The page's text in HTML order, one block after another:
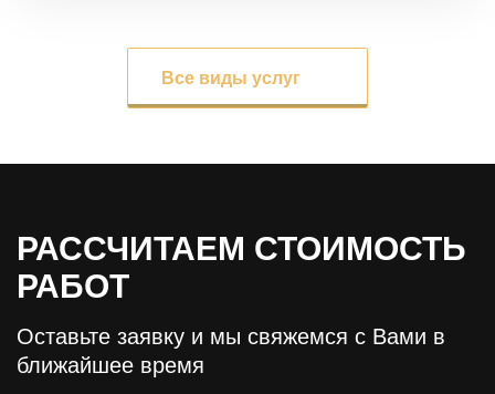
Все виды услуг
РАССЧИТАЕМ СТОИМОСТЬ
РАБОТ
Оставьте заявку и мы свяжемся с Вами в
ближайшее время